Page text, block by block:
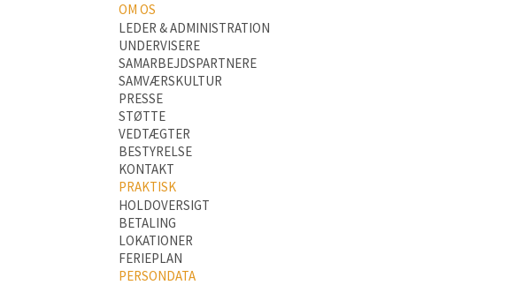
OM OS
LEDER & ADMINISTRATION
UNDERVISERE
SAMARBEJDSPARTNERE
SAMVÆRSKULTUR
PRESSE
STØTTE
VEDTÆGTER
BESTYRELSE
KONTAKT
PRAKTISK
HOLDOVERSIGT
BETALING
LOKATIONER
FERIEPLAN
PERSONDATA